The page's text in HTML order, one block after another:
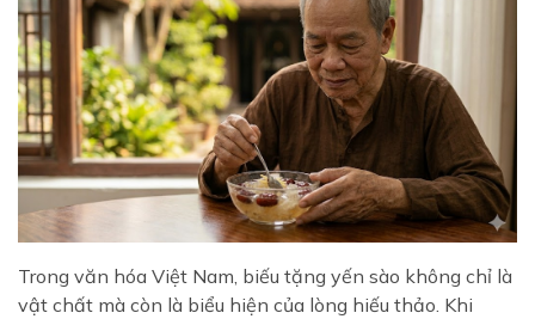
Trong văn hóa Việt Nam, biếu tặng yến sào không chỉ là
vật chất mà còn là biểu hiện của lòng hiếu thảo. Khi